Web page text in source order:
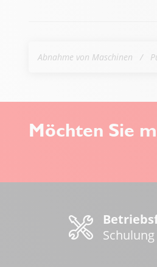
Abnahme von Maschinen
Möchten Sie
Schulung